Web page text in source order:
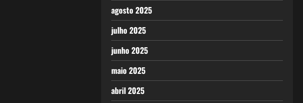
agosto 2025
julho 2025
junho 2025
maio 2025
abril 2025